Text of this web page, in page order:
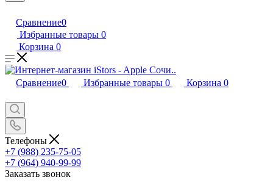
Сравнение0
Избранные товары 0
Корзина 0
Сравнение0 Избранные товары 0 Корзина 0
Телефоны
+7 (988) 235-75-05
+7 (964) 940-99-99
Заказать звонок